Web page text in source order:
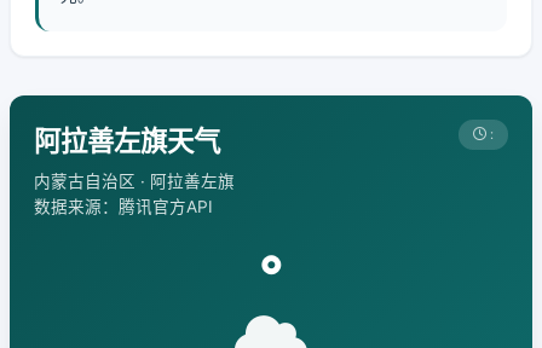
阿拉善左旗天气
内蒙古自治区 · 阿拉善左旗
数据来源：腾讯官方API
:
°